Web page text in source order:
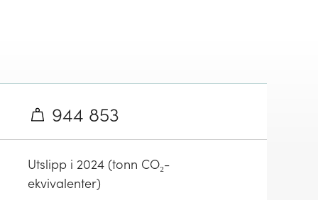
944 853
Utslipp i 2024 (tonn CO₂-
ekvivalenter)